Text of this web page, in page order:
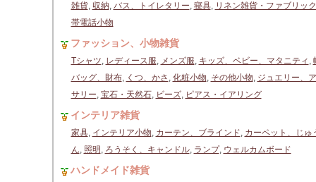
雑貨, 収納, バス、トイレタリー, 寝具, リネン雑貨・ファブリック
帯電話小物
ファッション、小物雑貨
Tシャツ, レディース服, メンズ服, キッズ、ベビー、マタニティ ,
バッグ、財布, くつ、かさ , 化粧小物, その他小物, ジュエリー、
サリー, 宝石・天然石, ビーズ, ピアス・イアリング
インテリア雑貨
家具, インテリア小物, カーテン、ブラインド, カーペット、じゅ
ん, 照明 , ろうそく、キャンドル, ランプ, ウェルカムボード
ハンドメイド雑貨